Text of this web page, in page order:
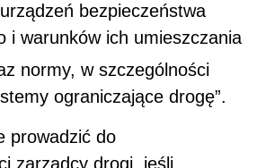
bezpieczeństwa
i warunków ich umieszczania
normy, w szczególności
ograniczające drogę”.
prowadzić do
zarządcy drogi, jeśli